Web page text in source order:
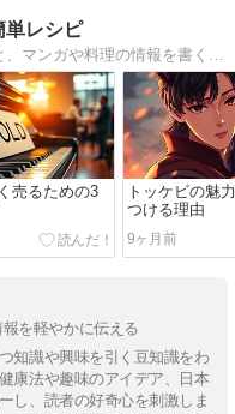
単レシピ
子育てや人間関係の悩みを書く母と、マンガや料理の情報を書く息子の仲良しブログです
売るための3
トッケビの魅
つける理由
9ヶ月前
を軽やかに伝える
知識や興味を引く豆知識をわ
康法や趣味のアイデア、日本
し、読者の好奇心を刺激しま